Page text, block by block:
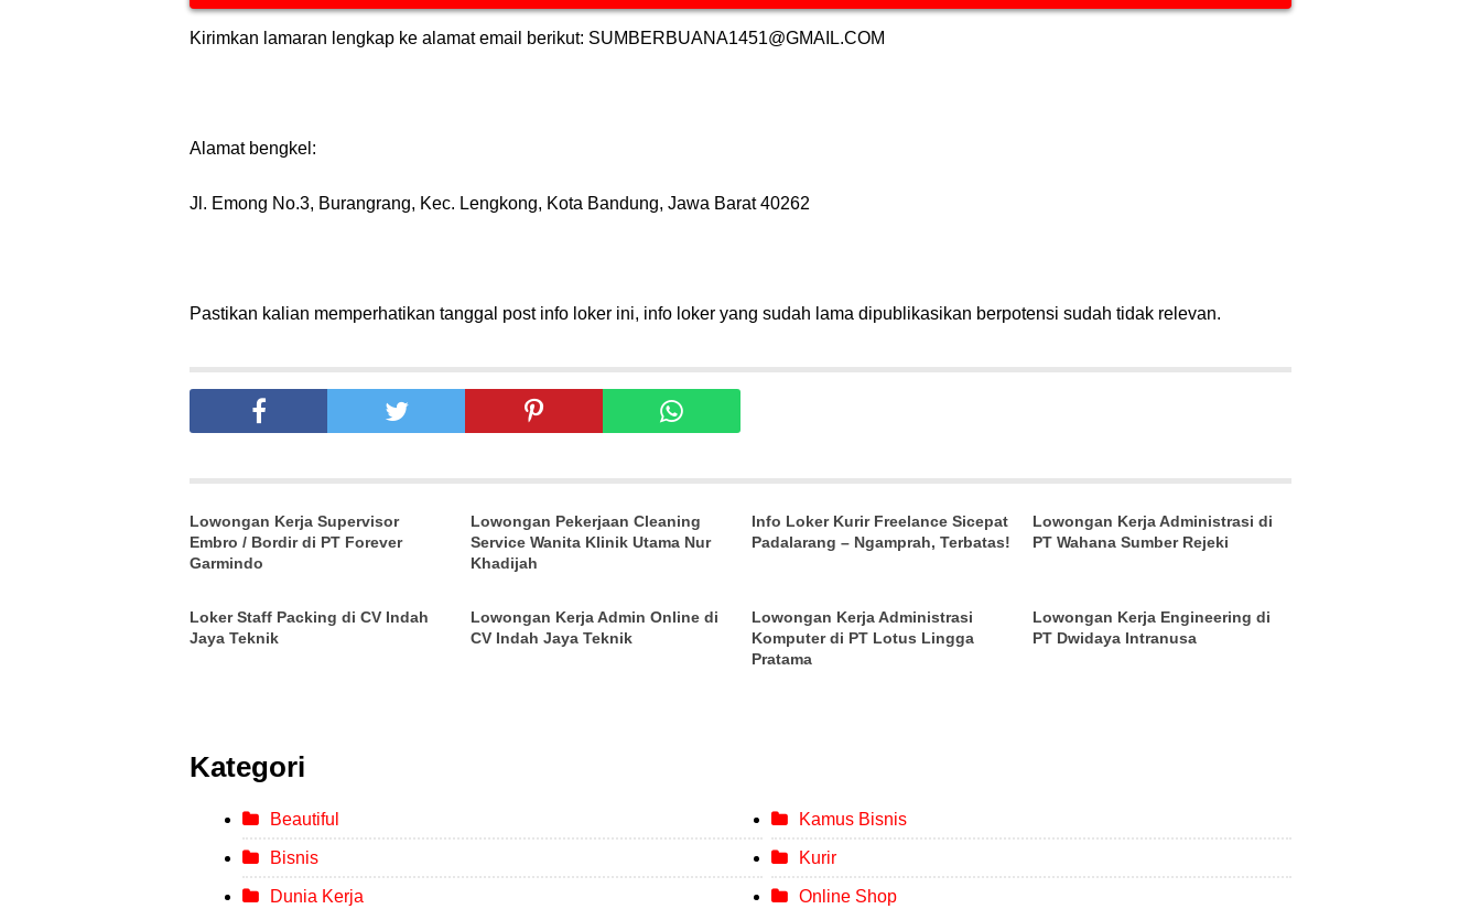
Kirimkan lamaran lengkap ke alamat email berikut: SUMBERBUANA1451@GMAIL.COM
Alamat bengkel:
Jl. Emong No.3, Burangrang, Kec. Lengkong, Kota Bandung, Jawa Barat 40262
Pastikan kalian memperhatikan tanggal post info loker ini, info loker yang sudah lama dipublikasikan berpotensi sudah tidak relevan.
Lowongan Kerja Supervisor
Embro / Bordir di PT Forever
Garmindo
Lowongan Pekerjaan Cleaning
Service Wanita Klinik Utama Nur
Khadijah
Info Loker Kurir Freelance Sicepat
Padalarang – Ngamprah, Terbatas!
Lowongan Kerja Administrasi di
PT Wahana Sumber Rejeki
Loker Staff Packing di CV Indah
Jaya Teknik
Lowongan Kerja Admin Online di
CV Indah Jaya Teknik
Lowongan Kerja Administrasi
Komputer di PT Lotus Lingga
Pratama
Lowongan Kerja Engineering di
PT Dwidaya Intranusa
Kategori
Beautiful
Bisnis
Dunia Kerja
Kamus Bisnis
Kurir
Online Shop